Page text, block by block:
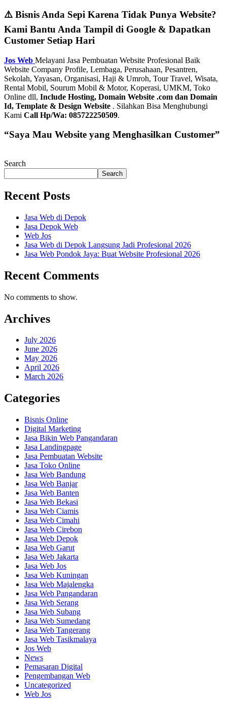
⚠️ Bisnis Anda Sepi Karena Tidak Punya Website?
Kami Bantu Anda Tampil di Google & Dapatkan
Customer Setiap Hari
Jos Web Melayani Jasa Pembuatan Website Profesional Baik
Website Company Profile, Lembaga, Perusahaan, Pesantren,
Sekolah, Yayasan, Organisasi, Haji & Umroh, Tour Travel, Wisata,
Rental Mobil, Sourum Mobil & Motor, Koperasi, UMKM, Toko
Online dll, Include Hosting, Domain Website .com dan Domain
Id, Template & Design Website . Silahkan Bisa Menghubungi
Kami Call Hp/Wa: 085722250509.
“Saya Mau Website yang Menghasilkan Customer”
Search
Search
Recent Posts
Jasa Web di Depok
Jasa Depok Web
Web Jos
Jasa Web di Depok Langsung Jadi Profesional 2026
Jasa Web Pondok Jaya: Buat Website Profesional 2026
Recent Comments
No comments to show.
Archives
July 2026
June 2026
May 2026
April 2026
March 2026
Categories
Bisnis Online
Digital Marketing
Jasa Bikin Web Pangandaran
Jasa Landingpage
Jasa Pembuatan Website
Jasa Toko Online
Jasa Web Bandung
Jasa Web Banjar
Jasa Web Banten
Jasa Web Bekasi
Jasa Web Ciamis
Jasa Web Cimahi
Jasa Web Cirebon
Jasa Web Depok
Jasa Web Garut
Jasa Web Jakarta
Jasa Web Jos
Jasa Web Kuningan
Jasa Web Majalengka
Jasa Web Pangandaran
Jasa Web Serang
Jasa Web Subang
Jasa Web Sumedang
Jasa Web Tangerang
Jasa Web Tasikmalaya
Jos Web
News
Pemasaran Digital
Pengembangan Web
Uncategorized
Web Jos